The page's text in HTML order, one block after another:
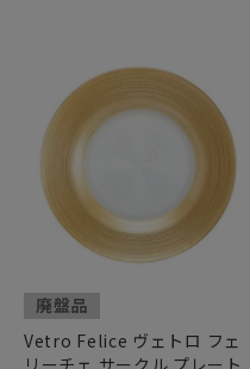
廃盤品
Vetro Felice ヴェトロ フェ
リーチェ サークル プレート